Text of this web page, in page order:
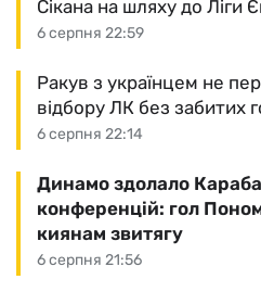
6 серпня 22:59
Сікана на шляху до Ліги
6 серпня 22:14
Ракув з українцем не
відбору ЛК без забитих
6 серпня 21:56
Динамо здолало
конференцій: гол
киянам звитягу